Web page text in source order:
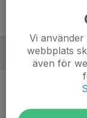
Anders
Januari - 2027
BK
Vi
webbplats
även för